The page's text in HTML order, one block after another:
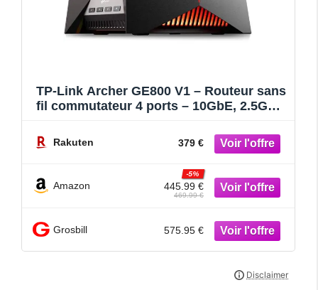
TP-Link Archer GE800 V1 – Routeur sans
fil commutateur 4 ports – 10GbE, 2.5GbE,
Rakuten 379 €
Amazon 445.99 €
-5%
469.99 €
Grosbill 575.95 €